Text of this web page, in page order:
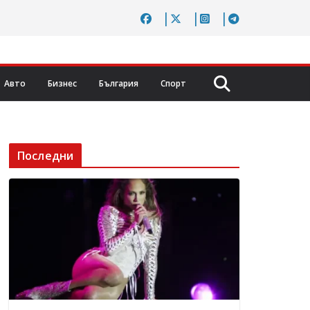
Авто Бизнес България Спорт
Последни